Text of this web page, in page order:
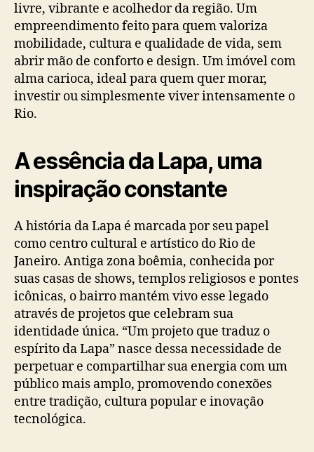
livre, vibrante e acolhedor da região. Um
empreendimento feito para quem valoriza
mobilidade, cultura e qualidade de vida, sem
abrir mão de conforto e design. Um imóvel com
alma carioca, ideal para quem quer morar,
investir ou simplesmente viver intensamente o
Rio.
A essência da Lapa, uma
inspiração constante
A história da Lapa é marcada por seu papel
como centro cultural e artístico do Rio de
Janeiro. Antiga zona boêmia, conhecida por
suas casas de shows, templos religiosos e pontes
icônicas, o bairro mantém vivo esse legado
através de projetos que celebram sua
identidade única. “Um projeto que traduz o
espírito da Lapa” nasce dessa necessidade de
perpetuar e compartilhar sua energia com um
público mais amplo, promovendo conexões
entre tradição, cultura popular e inovação
tecnológica.